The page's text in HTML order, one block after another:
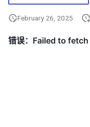
February 26, 2025